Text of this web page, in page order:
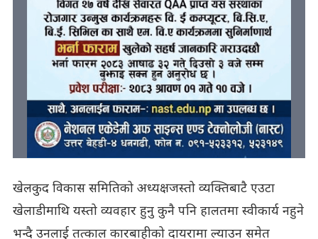
खेलकुद विकास समितिको अध्यक्षजस्तो व्यक्तिबाटै एउटा
खेलाडीमाथि यस्तो व्यवहार हुनु कुनै पनि हालतमा स्वीकार्य नहुने
भन्दै उनलाई तत्काल कारबाहीको दायरामा ल्याउन समेत